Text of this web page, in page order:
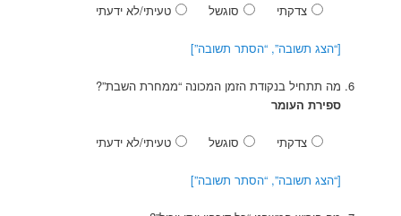
צדקתי סוגשל טעיתי/לא ידעתי
[“הצג תשובה”, “הסתר תשובה”]
מה תתחיל בנקודת הזמן המכונה “ממחרת השבת”?
ספירת העומר
צדקתי סוגשל טעיתי/לא ידעתי
[“הצג תשובה”, “הסתר תשובה”]